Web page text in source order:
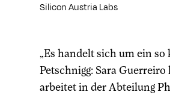
Silicon Austria Labs
„Es handelt sich um ein
Petschnigg: Sara
arbeitet in der Abteilung